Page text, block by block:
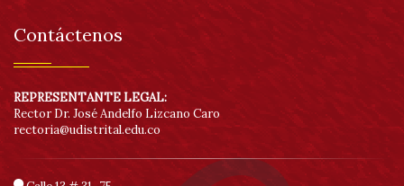
Contáctenos
REPRESENTANTE LEGAL:
Rector Dr. José Andelfo Lizcano Caro
rectoria@udistrital.edu.co